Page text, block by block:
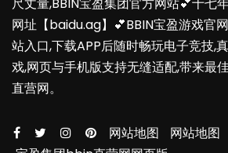
网址【baidu.ag】💕BBIN宝盈游戏官
站入口,下载APP后随时畅玩电子竞技,
戏,网页与手机版支持无缝适配,带来最
直营网。
网站地图 网站地图